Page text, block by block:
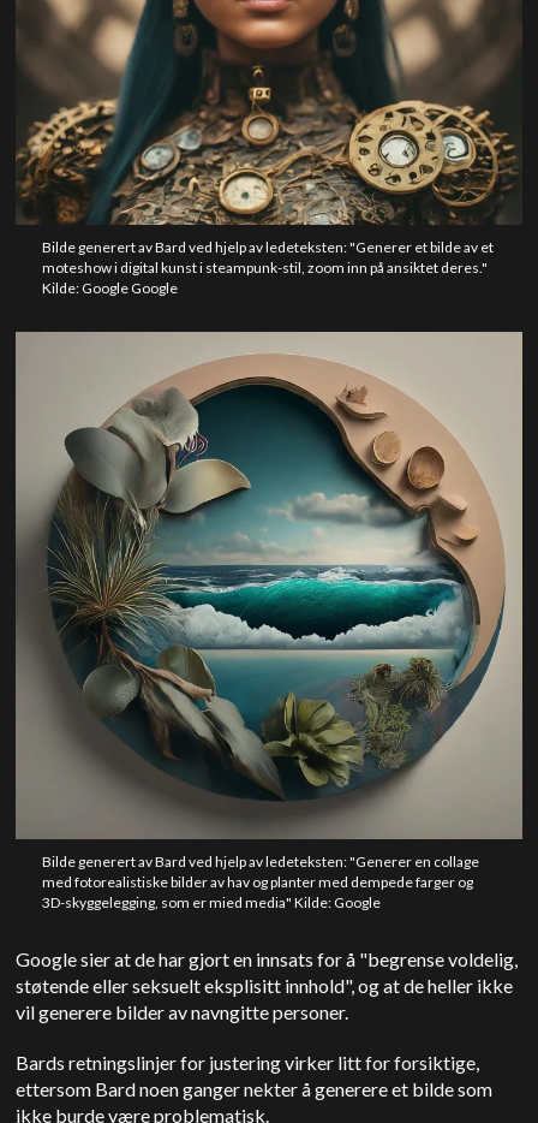
Bilde generert av Bard ved hjelp av ledeteksten: "Generer et bilde av et
moteshow i digital kunst i steampunk-stil, zoom inn på ansiktet deres."
Kilde: Google Google
Bilde generert av Bard ved hjelp av ledeteksten: "Generer en collage
med fotorealistiske bilder av hav og planter med dempede farger og
3D-skyggelegging, som er mied media" Kilde: Google
Google sier at de har gjort en innsats for å "begrense voldelig,
støtende eller seksuelt eksplisitt innhold", og at de heller ikke
vil generere bilder av navngitte personer.
Bards retningslinjer for justering virker litt for forsiktige,
ettersom Bard noen ganger nekter å generere et bilde som
ikke burde være problematisk.